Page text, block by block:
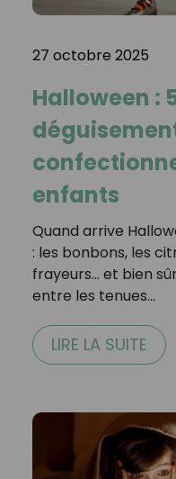
27 octobre 2025
Halloween :
enfants
Quand arrive
: les bonbons, les
frayeurs… et bien
entre les tenues…
LIRE LA SUITE